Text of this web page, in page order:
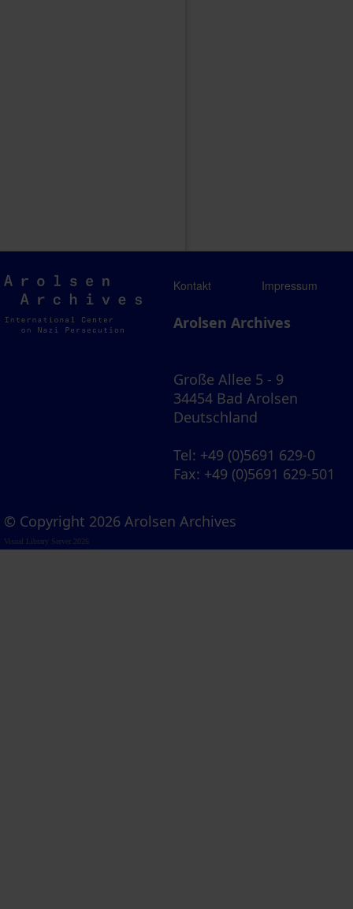
Arolsen
Archives
Kontakt Impressum
Arolsen Archives
Große Allee 5 - 9
34454 Bad Arolsen
Deutschland
Tel: +49 (0)5691 629-0
Fax: +49 (0)5691 629-501
© Copyright 2026 Arolsen Archives
Visual Library Server 2026